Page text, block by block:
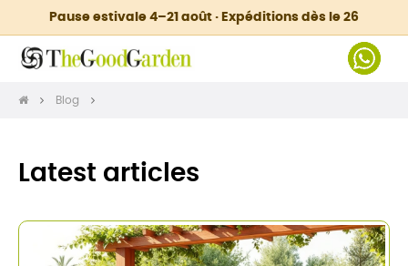
Pause estivale 4–21 août · Expéditions dès le 26
Blog
Latest articles